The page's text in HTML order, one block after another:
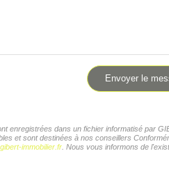
Envoyer le
enregistrées dans un fichier informatisé par
et sont destinées à nos conseillers
immobilier.fr . Nous vous informons de